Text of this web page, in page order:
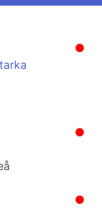
●
●
●